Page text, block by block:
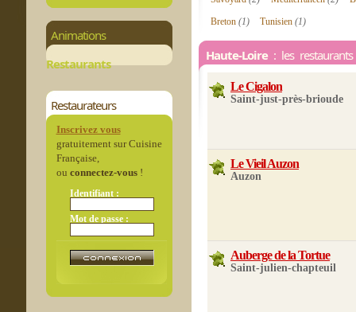
Animations
Restaurants
Restaurateurs
Inscrivez vous
gratuitement sur Cuisine
Française,
ou connectez-vous!
Identifiant :
Mot de passe :
Breton (1) Tunisien(1)
Haute-Loire : les
Le Cigalon
Saint-just-près-brioude
Le Vieil Auzon
Auzon
Auberge de la Tortue
Saint-julien-chapteuil